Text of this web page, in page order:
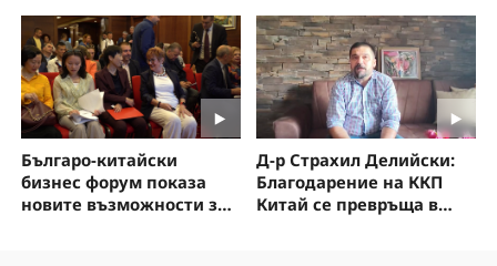
технологии
Българо-китайски
бизнес форум показа
новите възможности за
Д-р Страхил Делийски:
Благодарение на ККП
Китай се превръща в